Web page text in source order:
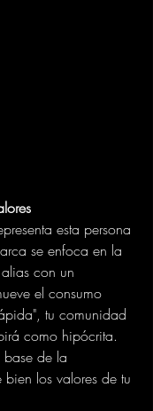
esta persona
se enfoca en la
con un
el consumo
tu comunidad
como hipócrita.
base de la
los valores de tu